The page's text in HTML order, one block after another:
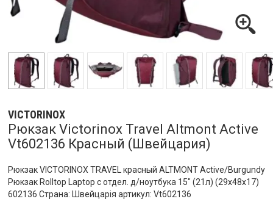
VICTORINOX
Рюкзак Victorinox Travel Altmont Active
Vt602136 Красный (Швейцария)
Рюкзак VICTORINOX TRAVEL красный ALTMONT Active/Burgundy
Рюкзак Rolltop Laptop с отдел. д/ноутбука 15" (21л) (29x48x17)
602136 Страна: Швейцарія артикул: Vt602136